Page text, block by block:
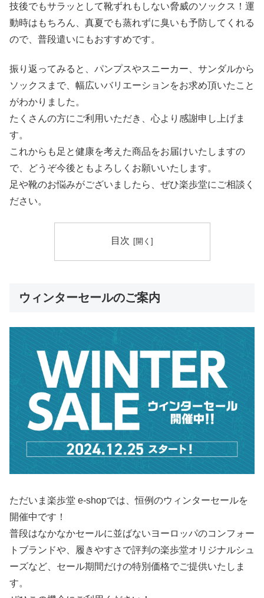
技後でもサラッとして靴ずれもしない脅威のソックス！運
動時はもちろん、真夏でも蒸れずに臭いも予防してくれる
ので、普段遣いにもおすすめです。
振り返ってみると、パンプスやスニーカー、サンダルから
ソックスまで、幅広いバリエーションをお求め頂いたこと
がわかりました。
たくさんの方にご利用いただき、心より感謝申し上げま
す。
これからも足と健康を考えた商品をお届けいたしますの
で、どうぞ今後ともよろしくお願いいたします。
足や靴のお悩みがございましたら、ぜひ楽歩堂にご相談く
ださい。
目次
ウィンターセールのご案内
ただいま楽歩堂 e-shopでは、恒例のウィンターセールを
開催中です！
普段はなかなかセールに並ばないヨーロッパのコンフォー
トブランドや、履きやすさで評判の楽歩堂オリジナルシュ
ーズなど、セール期間だけの特別価格でご提供いたしま
す。